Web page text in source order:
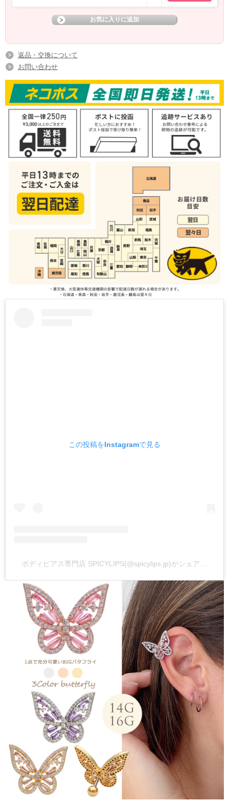
返品・交換について
お問い合わせ
この投稿をInstagramで見る
ボディピアス専門店 SPICYLIPS(@spicylips.jp)がシェアした投稿